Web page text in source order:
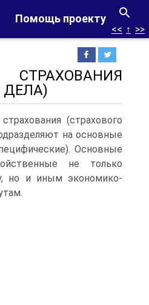
Помощь проекту
<< ↑ >>
ДЕЛА)
(страхового
на основные
Основные
не только
но и иным экономико-